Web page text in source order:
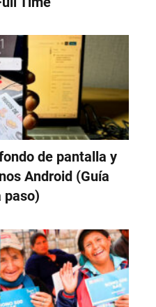
de pantalla y
Android (Guía
paso)